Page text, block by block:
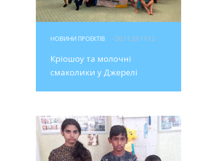
НОВИНИ ПРОЕКТІВ - 20.11.23 17:12
Кріошоу та молочні
смаколики у Джерелі